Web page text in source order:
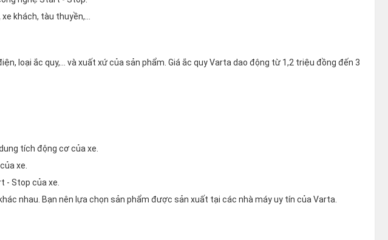
khách, tàu thuyền,...
loại ắc quy,... và xuất xứ của sản phẩm. Giá ắc quy Varta dao động từ 1,2 triệu đồng đến 3
tích động cơ của xe.
xe.
- Stop của xe.
nhau. Bạn nên lựa chọn sản phẩm được sản xuất tại các nhà máy uy tín của Varta.